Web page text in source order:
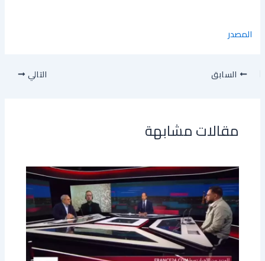
المصدر
السابق التالي
مقالات مشابهة